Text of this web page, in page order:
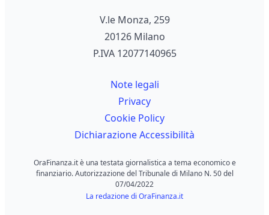
V.le Monza, 259
20126 Milano
P.IVA 12077140965
Note legali
Privacy
Cookie Policy
Dichiarazione Accessibilità
OraFinanza.it è una testata giornalistica a tema economico e
finanziario. Autorizzazione del Tribunale di Milano N. 50 del
07/04/2022
La redazione di OraFinanza.it